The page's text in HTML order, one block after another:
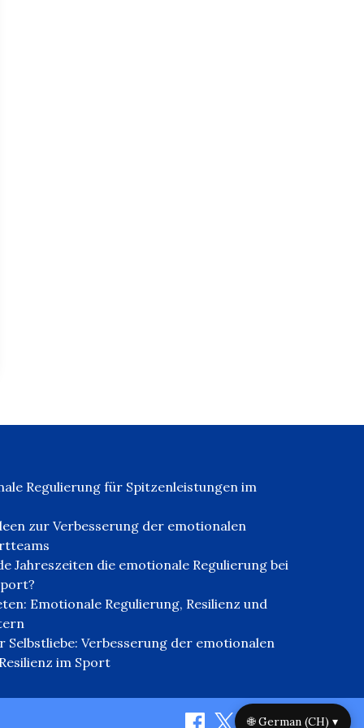
Regulierung für Spitzenleistungen im
zur Verbesserung der emotionalen
Jahreszeiten die emotionale Regulierung bei
Emotionale Regulierung, Resilienz und
Verbesserung der emotionalen
im Sport
🌐 German (CH) ▾